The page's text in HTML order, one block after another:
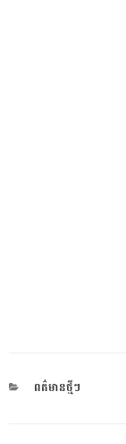
CATEGORIES
ពត៌មានថ្មីៗ